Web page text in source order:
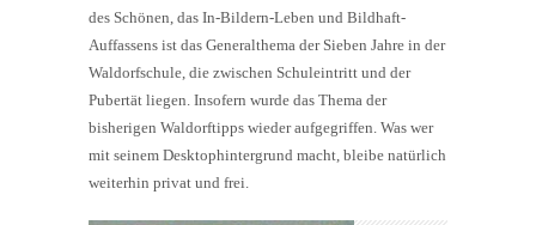
des Schönen, das In-Bildern-Leben und Bildhaft-
Auffassens ist das Generalthema der Sieben Jahre in der
Waldorfschule, die zwischen Schuleintritt und der
Pubertät liegen. Insofern wurde das Thema der
bisherigen Waldorftipps wieder aufgegriffen. Was wer
mit seinem Desktophintergrund macht, bleibe natürlich
weiterhin privat und frei.